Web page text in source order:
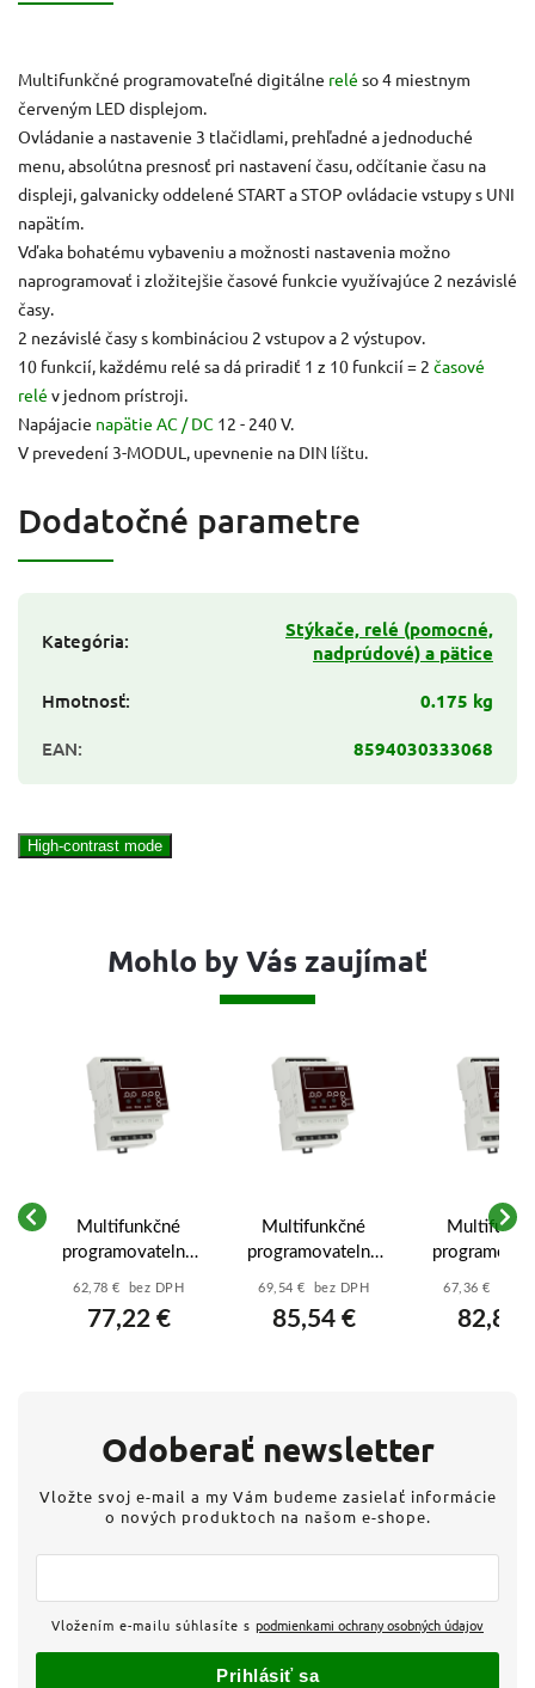
Multifunkčné programovateľné digitálne relé so 4 miestnym
červeným LED displejom.
Ovládanie a nastavenie 3 tlačidlami, prehľadné a jednoduché
menu, absolútna presnosť pri nastavení času, odčítanie času na
displeji, galvanicky oddelené START a STOP ovládacie vstupy s UNI
napätím.
Vďaka bohatému vybaveniu a možnosti nastavenia možno
naprogramovať i zložitejšie časové funkcie využívajúce 2 nezávislé
časy.
2 nezávislé časy s kombináciou 2 vstupov a 2 výstupov.
10 funkcií, každému relé sa dá priradiť 1 z 10 funkcií = 2 časové
relé v jednom prístroji.
Napájacie napätie AC / DC 12 - 240 V.
V prevedení 3-MODUL, upevnenie na DIN líštu.
Dodatočné parametre
Kategória:
Stýkače, relé (pomocné,
nadprúdové) a pätice
Hmotnosť:
0.175 kg
EAN: 8594030333068
High-contrast mode
Mohlo by Vás zaujímať
Multifunkčné
programovatelné
digitálne relé -
62,78 € bez DPH
77,22 €
Multifunkčné
programovatelné
digitálne relé -
69,54 € bez DPH
85,54 €
67,36 € bez
82,85
Odoberať newsletter
Vložte svoj e-mail a my Vám budeme zasielať informácie
o nových produktoch na našom e-shope.
Vložením e-mailu súhlasíte s podmienkami ochrany osobných údajov
Prihlásiť sa